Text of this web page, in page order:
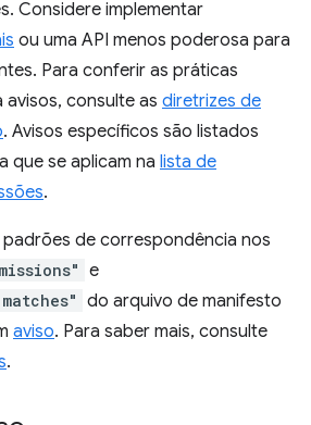
Considere implementar
ou uma API menos poderosa para
Para conferir as práticas
consulte as diretrizes de
. Avisos específicos são listados
que se aplicam na lista de
.
de correspondência nos
e
do arquivo de manifesto
aviso. Para saber mais, consulte
.